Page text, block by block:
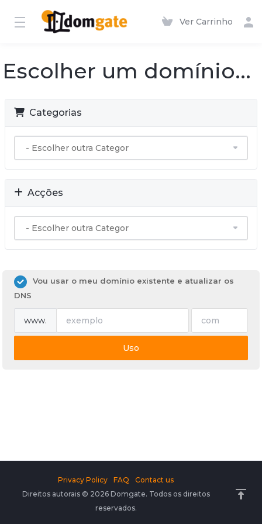
Ver Carrinho
Escolher um domínio...
Categorias
Acções
Vou usar o meu domínio existente e atualizar os
DNS
www.
Uso
Direitos autorais © 2026 Domgate. Todos os direitos
reservados.
Privacy Policy FAQ Contact us